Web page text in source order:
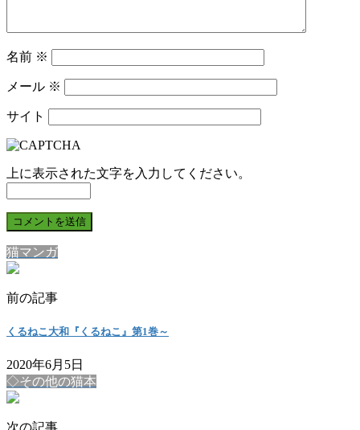
名前 ※
メール ※
サイト
上に表示された文字を入力してください。
猫マンガ
前の記事
くるねこ大和『くるねこ』第1巻～
2020年6月5日
◇その他の猫本